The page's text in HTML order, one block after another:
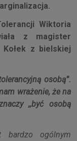
Wiktoria
z magister
Kołek z bielskiej
osobą”.
wrażenie, że na
,,być osobą
bardzo ogólnym